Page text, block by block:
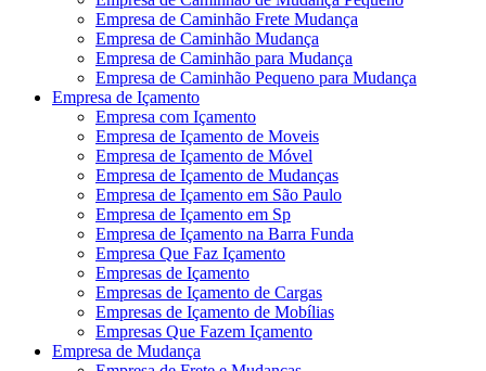
Empresa de Caminhão Frete Mudança
Empresa de Caminhão Mudança
Empresa de Caminhão para Mudança
Empresa de Caminhão Pequeno para Mudança
Empresa de Içamento
Empresa com Içamento
Empresa de Içamento de Moveis
Empresa de Içamento de Móvel
Empresa de Içamento de Mudanças
Empresa de Içamento em São Paulo
Empresa de Içamento em Sp
Empresa de Içamento na Barra Funda
Empresa Que Faz Içamento
Empresas de Içamento
Empresas de Içamento de Cargas
Empresas de Içamento de Mobílias
Empresas Que Fazem Içamento
Empresa de Mudança